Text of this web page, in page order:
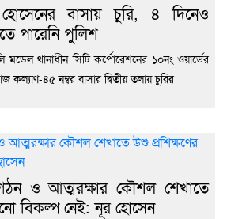
বাসায় চুরি, ৪ দিনেও
পারেনি পুলিশ
থানাধীন সিটি কর্পোরেশনের ১০নং ওয়ার্ডের
৪৫ নম্বর বাসার দ্বিতীয় তলায় চুরির
ও আত্মরক্ষার কৌশল শেখাতে
বিকল্প নেই: নূর হোসেন